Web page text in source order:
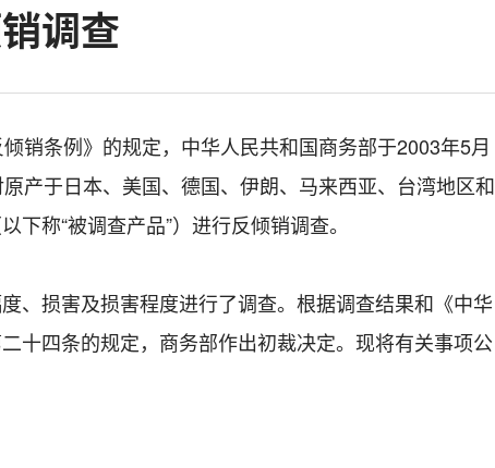
调查
销条例》的规定，中华人民共和国商务部于2003年5月
产于日本、美国、德国、伊朗、马来西亚、台湾地区和
下称“被调查产品”）进行反倾销调查。
损害及损害程度进行了调查。根据调查结果和《中华
十四条的规定，商务部作出初裁决定。现将有关事项公